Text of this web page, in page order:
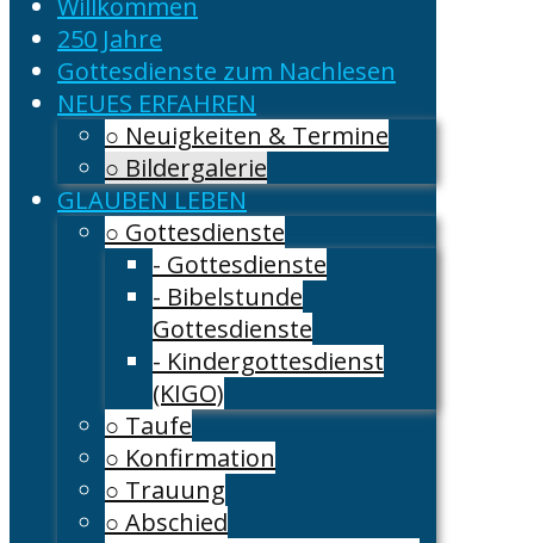
Willkommen
250 Jahre
Gottesdienste zum Nachlesen
NEUES ERFAHREN
○ Neuigkeiten & Termine
○ Bildergalerie
GLAUBEN LEBEN
○ Gottesdienste
- Gottesdienste
- Bibelstunde
Gottesdienste
- Kindergottesdienst
(KIGO)
○ Taufe
○ Konfirmation
○ Trauung
○ Abschied